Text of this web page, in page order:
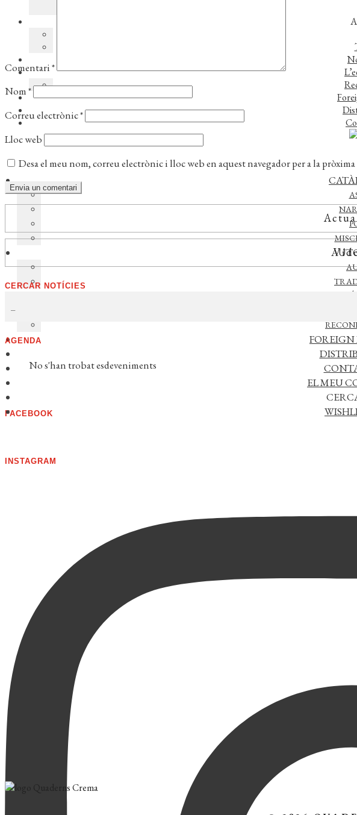
FOREIGN
EL MEU
Comentari*
Nom*
Correu electrònic*
Lloc web
Desa el meu nom, correu electrònic i lloc web en aquest navegador per a la
CERCAR NOTÍCIES
AGENDA
No s'han trobat esdeveniments
FACEBOOK
INSTAGRAM